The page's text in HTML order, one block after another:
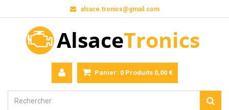
alsace.tronics@gmail.com
Panier: 0 Produits 0,00 €